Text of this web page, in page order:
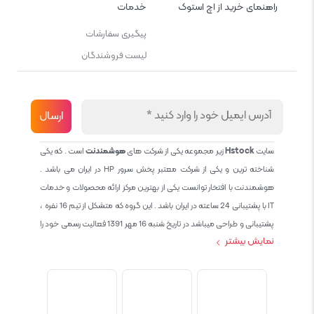
راهنمای خرید از اچ استوک خدمات
پیگیری سفارشات
لیست فروشندگان
سایتHstockزیر مجموعه یکی از شرکت هایهوشمندنتاست . که یکی
شناخته ترین و یکی از شرکت معتبر پخش سرور HP در ایران می باشد .
هوشمندنت با افتخار توانست یکی از بهترین مرکز ارائه محصولات و خدمات
IT با پشتیبانی 24 ساعته در ایران باشد . این گروه که متشکل از تیم 16 نفره ،
پشتیبانی و طراحی میباشد در تاریخ شنبه 16 مهر 1391 فعالیت رسمی خود را
نمایش بیشتر